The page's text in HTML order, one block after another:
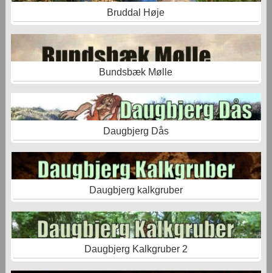
Bruddal Høje
Bundsbæk Mølle
Daugbjerg Dås
Daugbjerg kalkgruber
Daugbjerg Kalkgruber 2